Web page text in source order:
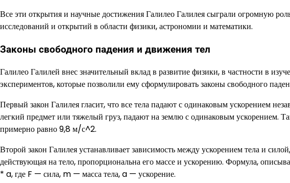
Все эти открытия и научные достижения Галилео Галилея сыграли огромную
исследований и открытий в области физики, астрономии и математики.
Законы свободного падения и движения тел
Галилео Галилей внес значительный вклад в развитие физики, в частности в
экспериментов, которые позволили ему сформулировать законы свободного
Первый закон Галилея гласит, что все тела падают с одинаковым ускорением
легкий предмет или тяжелый груз, падают на землю с одинаковым ускорением.
примерно равно 9,8 м/с^2.
Второй закон Галилея устанавливает зависимость между ускорением тела и
действующая на тело, пропорциональна его массе и ускорению. Формула,
* a, где F — сила, m — масса тела, a — ускорение.